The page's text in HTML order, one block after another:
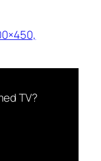
TV?